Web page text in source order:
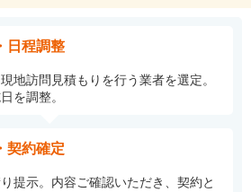
日程調整
地訪問見積もりを行う業者を選定。
を調整。
契約確定
提示。内容ご確認いただき、契約と